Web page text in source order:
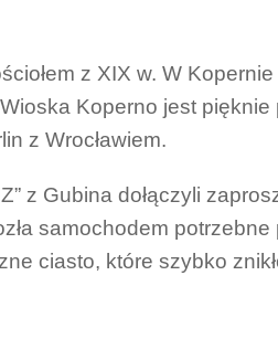
z XIX w. W
Koperno jest pięknie
z Wrocławiem.
z Gubina dołączyli
samochodem potrzebne
ciasto, które szybko